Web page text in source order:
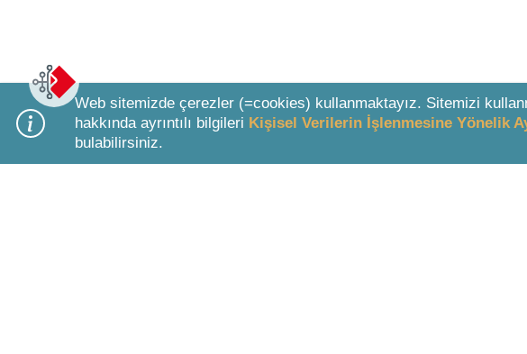
Bottom Search Toolbar Highlight Text
Web sitemizde çerezler (=cookies) kullanmaktayız. Sitemizi
hakkında ayrıntılı bilgileri Kişisel Verilerin İşlenmesine Yönelik
bulabilirsiniz.